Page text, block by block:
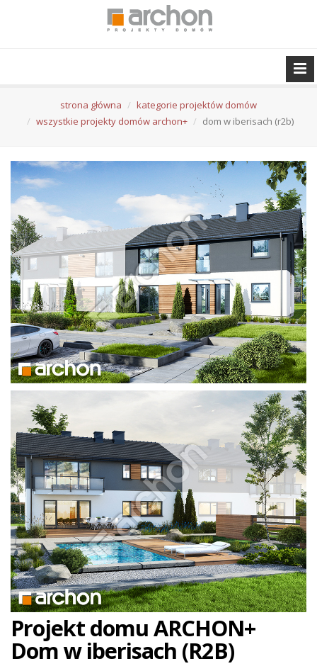
strona główna
kategorie projektów domów
wszystkie projekty domów archon+
dom w iberisach (r2b)
Projekt domu ARCHON+
Dom w iberisach (R2B)